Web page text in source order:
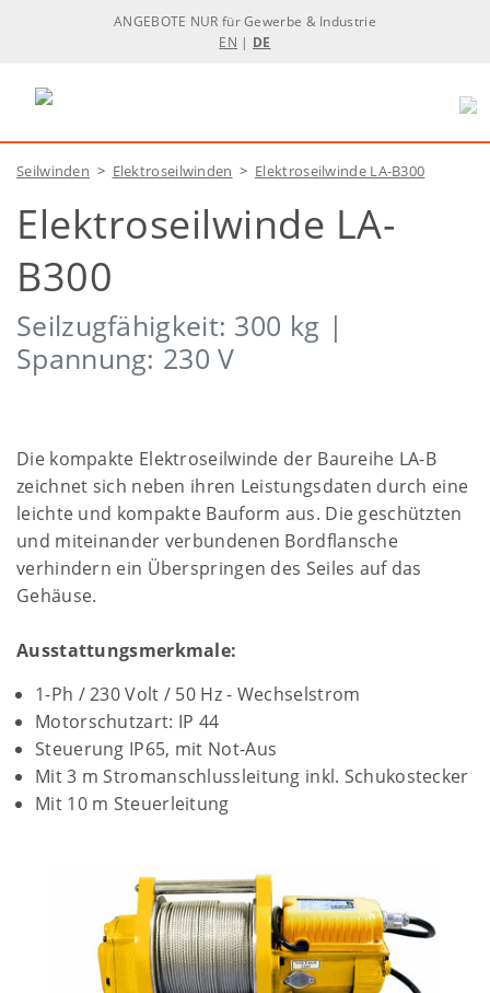
ANGEBOTE NUR für Gewerbe & Industrie
EN | DE
Seilwinden > Elektroseilwinden > Elektroseilwinde LA-B300
Elektroseilwinde LA-
B300
Seilzugfähigkeit: 300 kg |
Spannung: 230 V
Die kompakte Elektroseilwinde der Baureihe LA-B
zeichnet sich neben ihren Leistungsdaten durch eine
leichte und kompakte Bauform aus. Die geschützten
und miteinander verbundenen Bordflansche
verhindern ein Überspringen des Seiles auf das
Gehäuse.
Ausstattungsmerkmale:
1-Ph / 230 Volt / 50 Hz - Wechselstrom
Motorschutzart: IP 44
Steuerung IP65, mit Not-Aus
Mit 3 m Stromanschlussleitung inkl. Schukostecker
Mit 10 m Steuerleitung